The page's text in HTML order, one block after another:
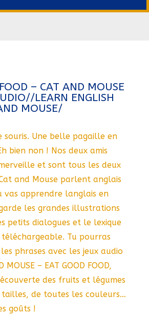
– CAT AND MOUSE
LEARN ENGLISH
MOUSE/
souris. Une belle pagaille en
bien non ! Nos deux amis
et sont tous les deux
and Mouse parlent anglais
apprendre langlais en
les grandes illustrations
petits dialogues et le lexique
Tu pourras
phrases avec les jeux audio
MOUSE – EAT GOOD FOOD,
des fruits et légumes
de toutes les couleurs…
goûts !